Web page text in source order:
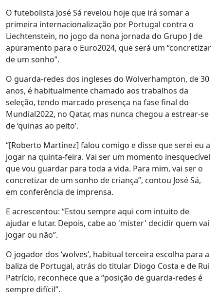
O futebolista José Sá revelou hoje que irá somar a
primeira internacionalização por Portugal contra o
Liechtenstein, no jogo da nona jornada do Grupo J de
apuramento para o Euro2024, que será um “concretizar
de um sonho”.
O guarda-redes dos ingleses do Wolverhampton, de 30
anos, é habitualmente chamado aos trabalhos da
seleção, tendo marcado presença na fase final do
Mundial2022, no Qatar, mas nunca chegou a estrear-se
de ‘quinas ao peito’.
“[Roberto Martínez] falou comigo e disse que serei eu a
jogar na quinta-feira. Vai ser um momento inesquecível
que vou guardar para toda a vida. Para mim, vai ser o
concretizar de um sonho de criança”, contou José Sá,
em conferência de imprensa.
E acrescentou: “Estou sempre aqui com intuito de
ajudar e lutar. Depois, cabe ao 'mister' decidir quem vai
jogar ou não”.
O jogador dos ‘wolves’, habitual terceira escolha para a
baliza de Portugal, atrás do titular Diogo Costa e de Rui
Patrício, reconhece que a “posição de guarda-redes é
sempre difícil”.